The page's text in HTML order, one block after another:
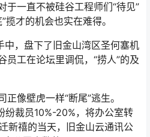
于一直不被硅谷工程师们“待见”
才的机会也实在难得。
，盘下了旧金山湾区圣何塞机
员工在论坛里调侃，“捞人”的及
像壁虎一样“断尾”逃生。
裁员10%-20%，将办公室转
新禧的当天，旧金山云通讯公